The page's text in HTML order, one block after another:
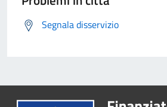
Segnala disservizio